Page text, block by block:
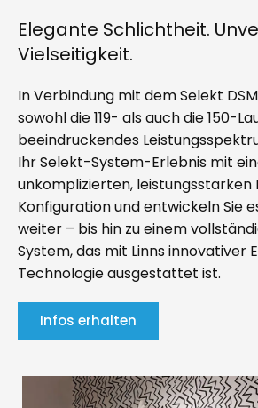
Elegante Schlichtheit.
Vielseitigkeit.
In Verbindung mit dem Selekt
sowohl die 119- als auch die 150-
beeindruckendes
Ihr Selekt-System-Erlebnis mit
unkomplizierten, leistungsstarken
Konfiguration und entwickeln Sie
weiter – bis hin zu einem
System, das mit Linns innovativer
Technologie ausgestattet ist.
Infos erhalten